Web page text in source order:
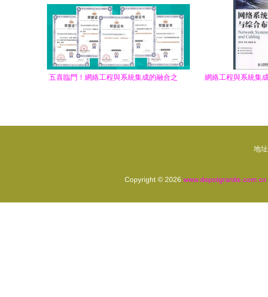
五喜臨門！網絡工程與系統集成的融合之
網絡工程與系統集
地
Copyright © 2026 www.depotgranite.com.cn